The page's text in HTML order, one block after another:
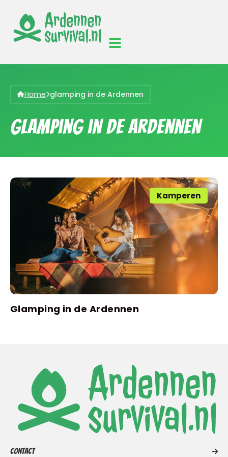
Home glamping in de Ardennen
glamping in de Ardennen
Kamperen
Glamping in de Ardennen
Contact